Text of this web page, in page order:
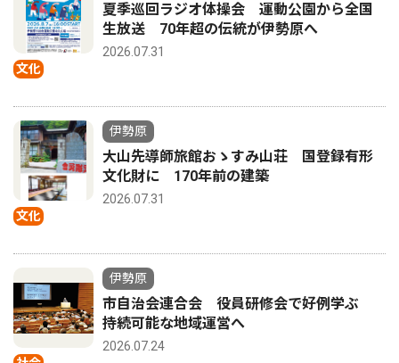
文化
夏季巡回ラジオ体操会 運動公園から全国
生放送 70年超の伝統が伊勢原へ
2026.07.31
文化
伊勢原
大山先導師旅館おゝすみ山荘 国登録有形
文化財に 170年前の建築
2026.07.31
伊勢原
市自治会連合会 役員研修会で好例学ぶ
持続可能な地域運営へ
2026.07.24